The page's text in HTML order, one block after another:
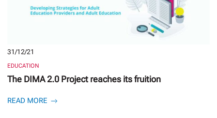
31/12/21
EDUCATION
The DIMA 2.0 Project reaches its fruition
READ MORE